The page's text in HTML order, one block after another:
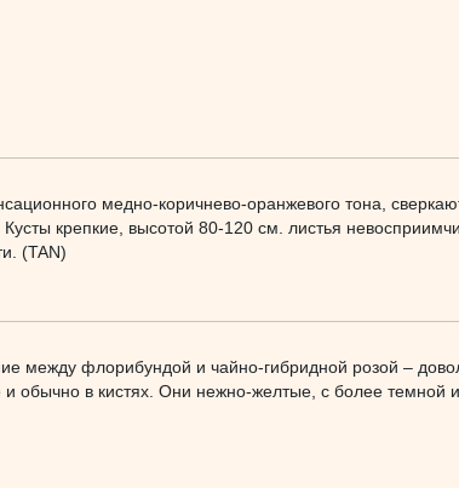
медно-коричнево-оранжевого тона,
крепкие, высотой 80-120 см. листья
(TAN)
между флорибундой и чайно-гибридной розой –
обычно в кистях. Они нежно-желтые, с более темной